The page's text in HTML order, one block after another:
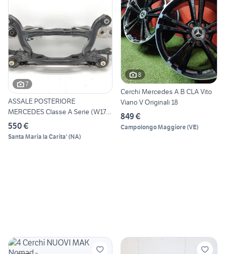
7
ASSALE POSTERIORE
MERCEDES Classe A Serie (W177)
A
550 €
Santa Maria la Carita' (NA)
8
Cerchi Mercedes A B CLA Vito
Viano V Originali 18
849 €
Campolongo Maggiore(VE)